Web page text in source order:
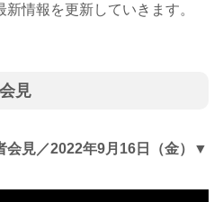
情報を更新していきます。
見
会見／2022年9月16日（金）▼